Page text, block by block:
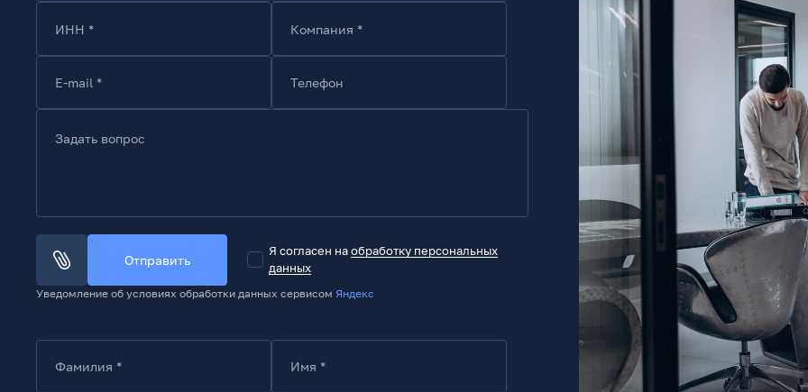
ИНН * Компания *
E-mail * Телефон
Задать вопрос
Отправить
Я согласен наобработку персональных
данных
Уведомление об условиях обработки данных сервисом Яндекс
Фамилия * Имя *